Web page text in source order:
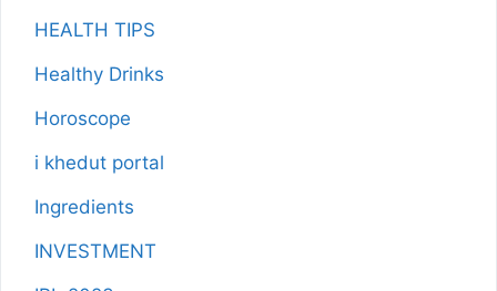
HEALTH TIPS
Healthy Drinks
Horoscope
i khedut portal
Ingredients
INVESTMENT